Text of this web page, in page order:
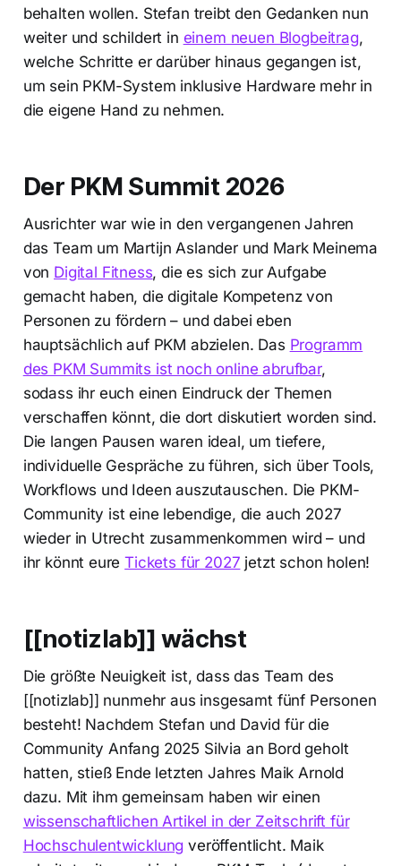
behalten wollen. Stefan treibt den Gedanken nun
weiter und schildert in einem neuen Blogbeitrag,
welche Schritte er darüber hinaus gegangen ist,
um sein PKM-System inklusive Hardware mehr in
die eigene Hand zu nehmen.
Der PKM Summit 2026
Ausrichter war wie in den vergangenen Jahren
das Team um Martijn Aslander und Mark Meinema
von Digital Fitness, die es sich zur Aufgabe
gemacht haben, die digitale Kompetenz von
Personen zu fördern – und dabei eben
hauptsächlich auf PKM abzielen. Das Programm
des PKM Summits ist noch online abrufbar,
sodass ihr euch einen Eindruck der Themen
verschaffen könnt, die dort diskutiert worden sind.
Die langen Pausen waren ideal, um tiefere,
individuelle Gespräche zu führen, sich über Tools,
Workflows und Ideen auszutauschen. Die PKM-
Community ist eine lebendige, die auch 2027
wieder in Utrecht zusammenkommen wird – und
ihr könnt eureTickets für 2027 jetzt schon holen!
[[notizlab]] wächst
Die größte Neuigkeit ist, dass das Team des
[[notizlab]] nunmehr aus insgesamt fünf Personen
besteht! Nachdem Stefan und David für die
Community Anfang 2025 Silvia an Bord geholt
hatten, stieß Ende letzten Jahres Maik Arnold
dazu. Mit ihm gemeinsam haben wir einen
wissenschaftlichen Artikel in der Zeitschrift für
Hochschulentwicklung veröffentlicht. Maik